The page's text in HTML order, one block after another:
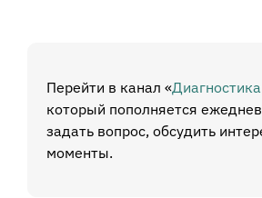
Перейти в канал «
который пополняется
задать вопрос, обсудить
моменты.